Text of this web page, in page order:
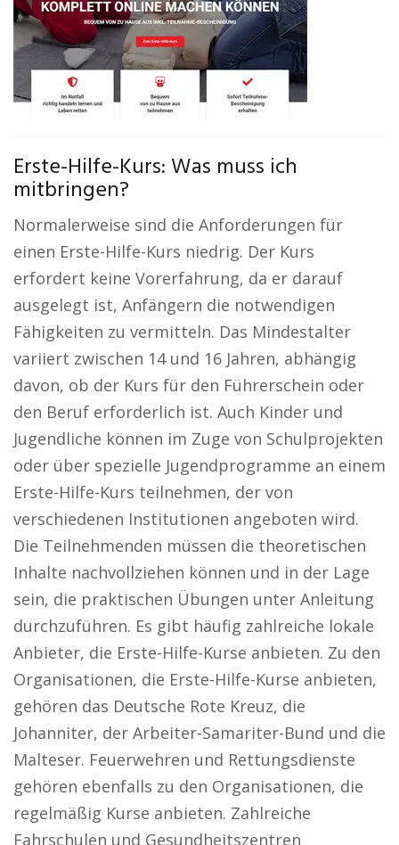
Erste-Hilfe-Kurs: Was muss ich
mitbringen?
Normalerweise sind die Anforderungen für
einen Erste-Hilfe-Kurs niedrig. Der Kurs
erfordert keine Vorerfahrung, da er darauf
ausgelegt ist, Anfängern die notwendigen
Fähigkeiten zu vermitteln. Das Mindestalter
variiert zwischen 14 und 16 Jahren, abhängig
davon, ob der Kurs für den Führerschein oder
den Beruf erforderlich ist. Auch Kinder und
Jugendliche können im Zuge von Schulprojekten
oder über spezielle Jugendprogramme an einem
Erste-Hilfe-Kurs teilnehmen, der von
verschiedenen Institutionen angeboten wird.
Die Teilnehmenden müssen die theoretischen
Inhalte nachvollziehen können und in der Lage
sein, die praktischen Übungen unter Anleitung
durchzuführen. Es gibt häufig zahlreiche lokale
Anbieter, die Erste-Hilfe-Kurse anbieten. Zu den
Organisationen, die Erste-Hilfe-Kurse anbieten,
gehören das Deutsche Rote Kreuz, die
Johanniter, der Arbeiter-Samariter-Bund und die
Malteser. Feuerwehren und Rettungsdienste
gehören ebenfalls zu den Organisationen, die
regelmäßig Kurse anbieten. Zahlreiche
Fahrschulen und Gesundheitszentren